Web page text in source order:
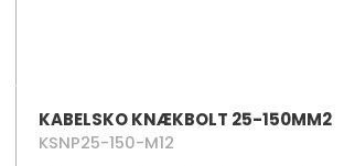
KABELSKO KNÆKBOLT 25-150MM2
KSNP25-150-M12